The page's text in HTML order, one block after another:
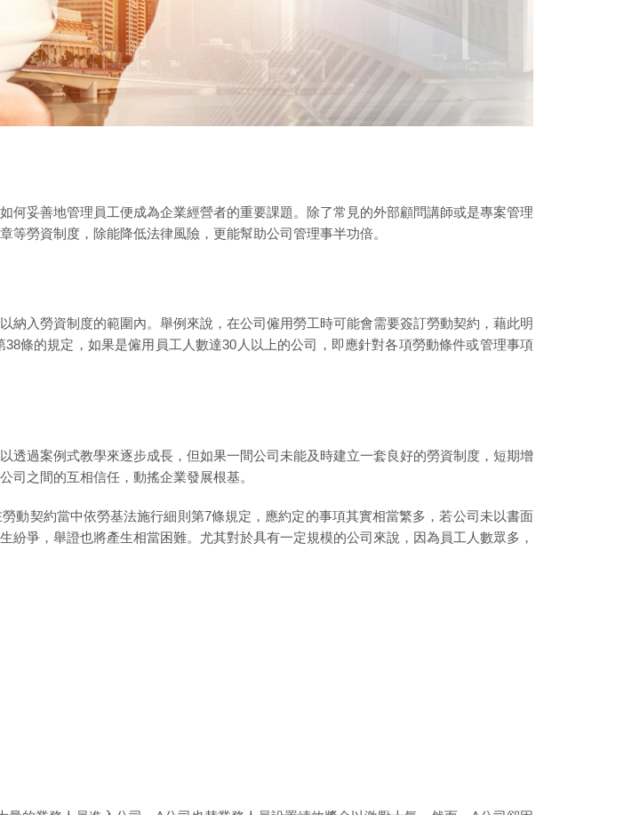
妥善地管理員工便成為企業經營者的重要課題。除了常見的外部顧問講師或是專案管理
勞資制度，除能降低法律風險，更能幫助公司管理事半功倍。
入勞資制度的範圍內。舉例來說，在公司僱用勞工時可能會需要簽訂勞動契約，藉此明
條的規定，如果是僱用員工人數達30人以上的公司，即應針對各項勞動條件或管理事項
過案例式教學來逐步成長，但如果一間公司未能及時建立一套良好的勞資制度，短期增
司之間的互相信任，動搖企業發展根基。
動契約當中依勞基法施行細則第7條規定，應約定的事項其實相當繁多，若公司未以書面
爭，舉證也將產生相當困難。尤其對於具有一定規模的公司來說，因為員工人數眾多，